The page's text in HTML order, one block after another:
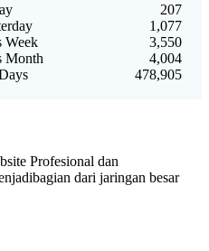
207
1,077
Week
3,550
Month
4,004
478,905
Profesional dan
dari jaringan besar